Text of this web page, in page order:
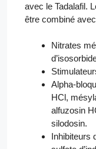
avec le Tadalafil.
être combiné
Nitrates
Alpha-
HCl,
alfuzosin
silodosin.
Inhibiteurs